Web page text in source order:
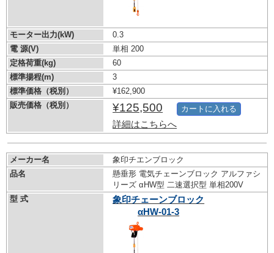
モーター出力(kW)
0.3
電 源(V)
単相 200
定格荷重(kg)
60
標準揚程(m)
3
標準価格（税別）
¥162,900
販売価格（税別）
¥125,500
詳細はこちらへ
カートに入れる
メーカー名
象印チエンブロック
品名
懸垂形 電気チェーンブロック アルファシ
リーズ αHW型 二速選択型 単相200V
型 式
象印チェーンブロック
αHW-01-3